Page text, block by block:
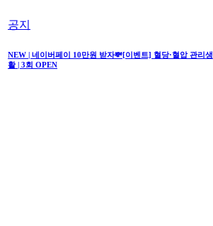
공지
NEW | 네이버페이 10만원 받자💸[이벤트] 혈당·혈압 관리생
활 | 3회 OPEN